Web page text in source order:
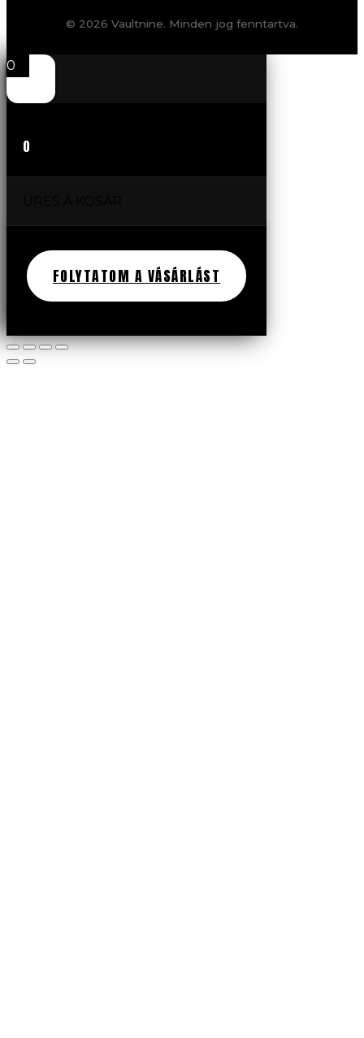
© 2026 Vaultnine. Minden jog fenntartva.
0
0
FOLYTATOM A VÁSÁRLÁST